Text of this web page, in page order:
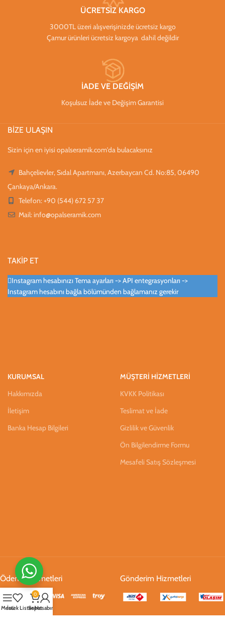
ÜCRETSİZ KARGO
3000TL üzeri alışverişinizde ücretsiz kargo
Çamur ürünleri ücretsiz kargoya dahil değildir
İADE VE DEĞİŞİM
Koşulsuz İade ve Değişim Garantisi
BİZE ULAŞIN
Sizin için en iyisi opalseramik.com'da bulacaksınız
Bahçelievler, Sıdal Apartmanı, Azerbaycan Cd. No:85, 06490
Çankaya/Ankara.
Telefon: +90 (544) 672 57 37
Mail: info@opalseramik.com
TAKİP ET
Instagram hesabınızı Tema ayarları -> API entegrasyonları ->
Instagram hesabını bağla bölümünden bağlamanız gerekir
KURUMSAL
Hakkımızda
İletişim
Banka Hesap Bilgileri
MÜŞTERİ HİZMETLERİ
KVKK Politikası
Teslimat ve İade
Gizlilik ve Güvenlik
Ön Bilgilendirme Formu
Mesafeli Satış Sözleşmesi
Ödeme Hizmetleri Gönderim Hizmetleri
Menüİstek Listesi
0
SepetHesabım